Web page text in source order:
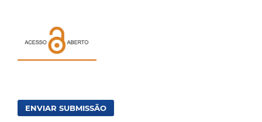
ENVIAR SUBMISSÃO